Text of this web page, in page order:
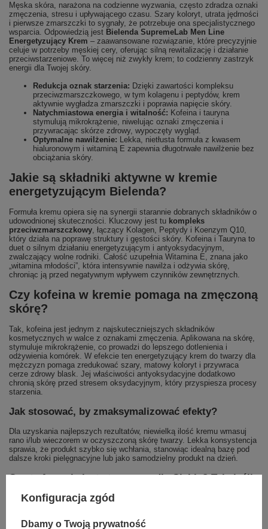
Męska skóra, narażona na codzienne wyzwania, często zdradza oznaki
zmęczenia, stresu i upływającego czasu. Szary koloryt, utrata jędrności
i pierwsze zmarszczki to sygnały, że potrzebuje ona specjalistycznego
wsparcia. Odpowiedzią jest Bielenda SupremeLab Men Line
Energetyzujący Krem – zaawansowane rozwiązanie, które precyzyjnie
celuje w potrzeby męskiej cery, oferując silną rewitalizację i działanie
przeciwstarzeniowe. To więcej niż zwykły krem; to codzienny zastrzyk
energii dla Twojej skóry.
Redukcja oznak starzenia: Dzięki zawartości kompleksu
przeciwzmarszczkowego, w tym kolagenu i peptydów, krem
aktywnie wygładza zmarszczki i poprawia napięcie skóry.
Natychmiastowa energia i witalność: Kofeina i tauryna
stymulują mikrokrążenie, niwelując oznaki zmęczenia i
przywracając skórze zdrowy, wypoczęty wygląd.
Optymalne nawilżenie: Lekka, nietłusta formuła z kwasem
hialuronowym i witaminą E zapewnia długotrwałe nawilżenie bez
obciążania skóry.
Jakie są składniki aktywne w kremie
energetyzującym Bielenda?
Formuła kremu opiera się na synergii starannie dobranych składników o
udowodnionej skuteczności. Kluczowy jest tu kompleks
przeciwzmarszczkowy, łączący Kolagen, Peptydy i Koenzym Q10,
który działa na poprawę struktury i gęstości skóry. Kofeina i Tauryna to
duet o silnym działaniu energetyzującym i antyoksydacyjnym,
zwalczający wolne rodniki. Całość uzupełnia Witamina E, znana jako
„witamina młodości”, która intensywnie nawilża i odżywia skórę,
chroniąc ją przed negatywnym wpływem czynników zewnętrznych.
Czy kofeina w kremie pomaga na zmęczoną
skórę?
Tak, kofeina jest jednym z najskuteczniejszych składników
kosmetycznych w walce z oznakami zmęczenia. Aplikowana na skórę,
stymuluje mikrokrążenie, co prowadzi do lepszego dotlenienia i
odżywienia komórek. W efekcie ten energetyzujący krem do twarzy dla
mężczyzn pomaga zredukować szary, matowy koloryt i przywraca
cerze zdrowy blask. Jej właściwości antyoksydacyjne dodatkowo
chronią skórę przed stresem oksydacyjnym, który przyspiesza procesy
starzenia.
Jak stosować, by zmaksymalizować efekty?
Dla uzyskania najlepszych rezultatów, niewielką ilość kremu wmasuj
rano i/lub wieczorem w oczyszczoną skórę twarzy. Lekka konsystencja
sprawia, że produkt szybko się wchłania, stanowiąc idealną bazę pod
dalsze kroki pielęgnacyjne lub jako samodzielny produkt na dzień.
Czy ta formuła jest stworzona dla Ciebie? Tak, jeśli:
Twoja skóra wykazuje pierwsze oznaki starzenia i zmarszczki.
Jest pozbawiona energii, wygląda na zmęczoną i szarą.
Poszukujesz skutecznego kremu na zmarszczki dla mężczyzn
Konfiguracja zgód
Dbamy o Twoją prywatność